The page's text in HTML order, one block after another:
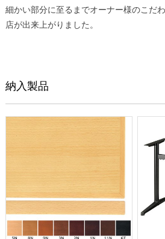
細かい部分に至るまでオーナー様のこだ
店が出来上がりました。
納入製品